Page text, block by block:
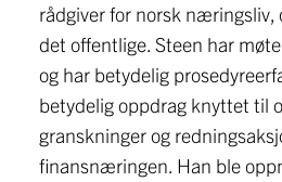
rådgiver for norsk næringsliv,
det offentlige. Steen har
og har betydelig
betydelig oppdrag knyttet til
granskninger og
finansnæringen. Han ble